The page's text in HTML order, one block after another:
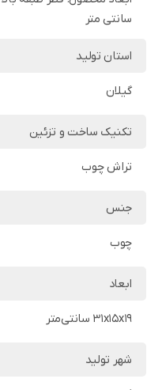
سانتی متر
استان تولید
گیلان
تکنیک ساخت و تزئین
تراش چوب
جنس
چوب
ابعاد
31x15x19 سانتی‌متر
شهر تولید